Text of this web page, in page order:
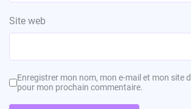
Site web
Enregistrer mon nom, mon e-mail et mon site
pour mon prochain commentaire.